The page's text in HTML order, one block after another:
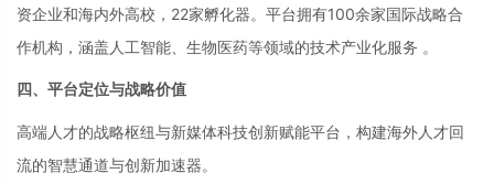
资企业和海内外高校，22家孵化器。平台拥有100余家国际战略合
作机构，涵盖人工智能、生物医药等领域的技术产业化服务 。
四、平台定位与战略价值
高端人才的战略枢纽与新媒体科技创新赋能平台，构建海外人才回
流的智慧通道与创新加速器。